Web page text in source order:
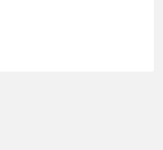
książąt Druckich-Lubeckich
– doskonałym miejscem
pałacowego znajduje się XVII –
malowidła na ścianach